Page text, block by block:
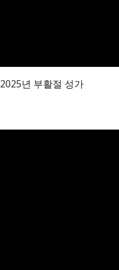
2025년 부활절 성가